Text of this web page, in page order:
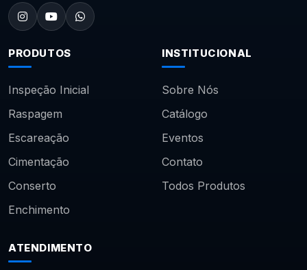
PRODUTOS
Inspeção Inicial
Raspagem
Escareação
Cimentação
Conserto
Enchimento
INSTITUCIONAL
Sobre Nós
Catálogo
Eventos
Contato
Todos Produtos
ATENDIMENTO